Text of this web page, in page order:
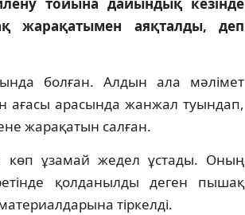
тойына дайындық кезінде
жарақатымен аяқталды, деп
болған. Алдын ала мәлімет
арасында жанжал туындап,
жарақатын салған.
көп ұзамай жедел ұстады. Оның
қолданылды деген пышақ
тіркелді.